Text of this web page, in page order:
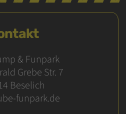
& Funpark
Grebe Str. 7
Beselich
funpark.de